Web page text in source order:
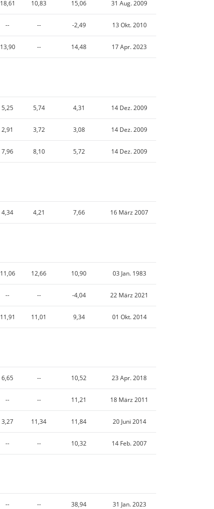
18,61 10,83 15,06 31 Aug. 2009
-- -- -2,49 13 Okt. 2010
13,90 -- 14,48 17 Apr. 2023
5,25 5,74 4,31 14 Dez. 2009
2,91 3,72 3,08 14 Dez. 2009
7,96 8,10 5,72 14 Dez. 2009
4,34 4,21 7,66 16 März 2007
11,06 12,66 10,90 03 Jan. 1983
-- -- -4,04 22 März 2021
11,91 11,01 9,34 01 Okt. 2014
6,65 -- 10,52 23 Apr. 2018
-- -- 11,21 18 März 2011
3,27 11,34 11,84 20 Juni 2014
-- -- 10,32 14 Feb. 2007
-- -- 38,94 31 Jan. 2023